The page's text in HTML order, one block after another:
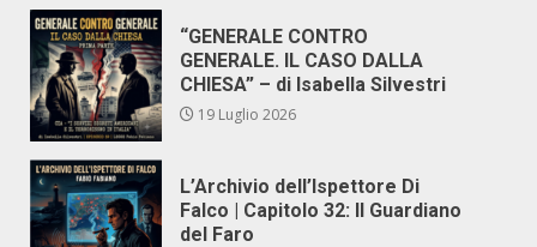
“GENERALE CONTRO
GENERALE. IL CASO DALLA
CHIESA” – di Isabella Silvestri
19 Luglio 2026
L’Archivio dell’Ispettore Di
Falco | Capitolo 32: Il Guardiano
del Faro